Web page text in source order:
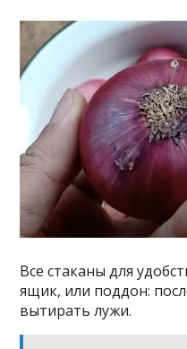
Все стаканы для
ящик, или поддон:
вытирать лужи.